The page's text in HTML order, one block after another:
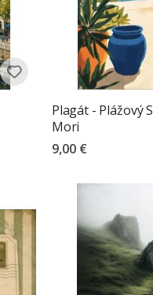
Plagát - Plážový
Mori
9,00 €